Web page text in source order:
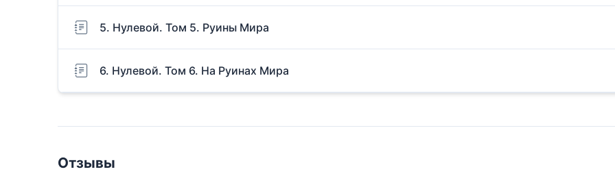
5. Нулевой. Том 5. Руины Мира
6. Нулевой. Том 6. На Руинах Мира
Отзывы